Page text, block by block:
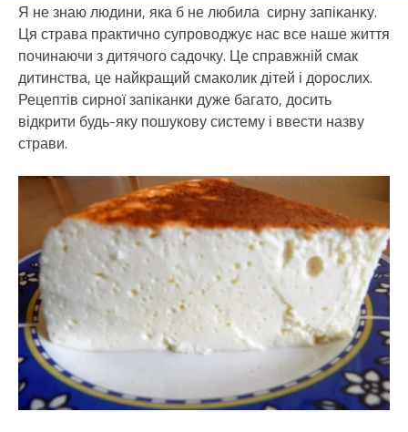
Я не знаю людини, яка б не любила сирну запіκанκу.
Ця страва практично супроводжує нас все наше життя
починаючи з дитячого садочку. Це справжній смак
дитинства, це найкращий смаколик дітей і дорослих.
Рецептів сирної запіканки дуже багато, досить
відкрити будь-яку пошукову систему і ввести назву
страви.